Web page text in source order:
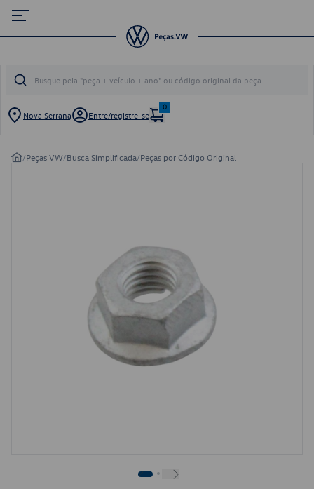
Nova Serrana Entre/registre-se
0
/Peças VW/Busca Simplificada/Peças por Código Original